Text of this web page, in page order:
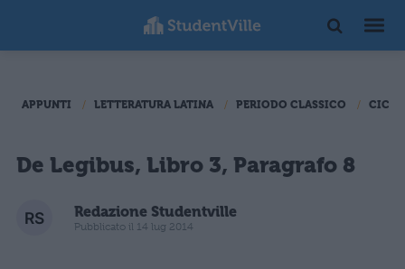
APPUNTI LETTERATURA LATINA PERIODO CLASSICO
De Legibus, Libro 3, Paragrafo 8
Redazione Studentville
Pubblicato il 14 lug 2014